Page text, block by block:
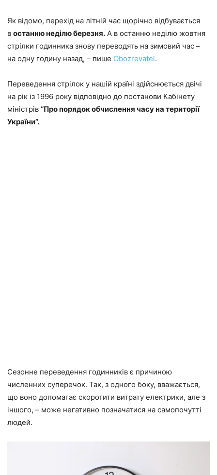
Як відомо, перехід на літній час щорічно відбувається
в останню неділю березня. А в останню неділю жовтня
стрілки годинника знову переводять на зимовий час –
на одну годину назад, – пише Оbozrevatel.
Переведення стрілок у нашій країні здійснюється двічі
на рік із 1996 року відповідно до постанови Кабінету
міністрів “Про порядок обчислення часу на території
України”.
Сезонне переведення годинників є причиною
численних суперечок. Так, з одного боку, вважається,
що воно допомагає скоротити витрату електрики, але з
іншого, – може негативно позначатися на самопочутті
людей.